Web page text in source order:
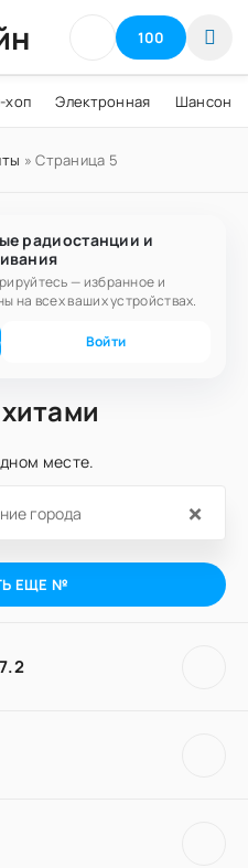
100
хоп Электронная Шансон
» Страница 5
радиостанции и
— избранное и
на всех ваших устройствах.
Войти
месте.
×
ЕЩЕ №